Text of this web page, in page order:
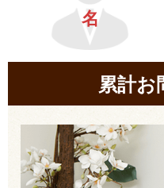
名
累計